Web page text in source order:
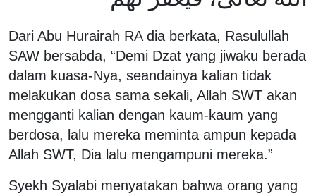
Dari Abu Hurairah RA dia berkata, Rasulullah
SAW bersabda, “Demi Dzat yang jiwaku berada
dalam kuasa-Nya, seandainya kalian tidak
melakukan dosa sama sekali, Allah SWT akan
mengganti kalian dengan kaum-kaum yang
berdosa, lalu mereka meminta ampun kepada
Allah SWT, Dia lalu mengampuni mereka.”
Syekh Syalabi menyatakan bahwa orang yang